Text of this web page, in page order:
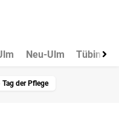
Neu-Ulm Tübingen
der Pflege